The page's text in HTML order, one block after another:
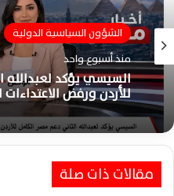
الشؤون السياسية الدولية
منذ أسبوع واحد
السيسي يؤكد لعبدالله
للأردن ورفض
الشؤون السياسية الدولية
منذ أسبوع واحد
ويبحث مع قيس سعيد
المشتركة
مقالات ذات صلة